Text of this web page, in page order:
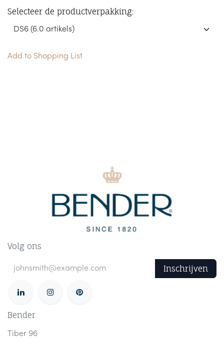
Selecteer de productverpakking:
Add to Shopping List
Volg ons
Inschrijven
Bender
Tiber 96